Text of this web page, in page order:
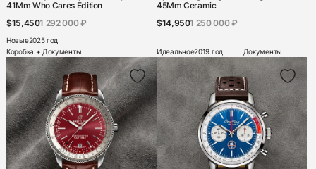
41Mm Who Cares Edition
$15,4501 292 000 ₽
Новые2025 год
Коробка + Документы
45Mm Ceramic
$14,9501 250 000 ₽
Идеальное2019 год Документы